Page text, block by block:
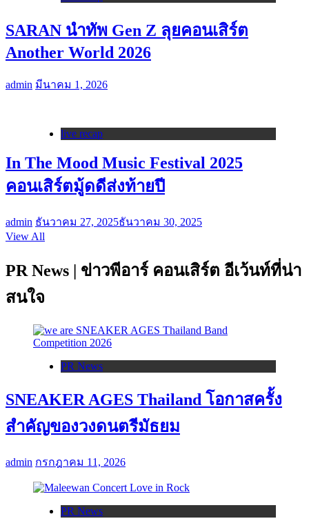
SARAN นำทัพ Gen Z ลุยคอนเสิร์ต
Another World 2026
admin มีนาคม 1, 2026
live recap
In The Mood Music Festival 2025
คอนเสิร์ตมู้ดดีส่งท้ายปี
admin ธันวาคม 27, 2025ธันวาคม 30, 2025
View All
PR News | ข่าวพีอาร์ คอนเสิร์ต อีเว้นท์ที่น่า
สนใจ
PR News
SNEAKER AGES Thailand โอกาสครั้ง
สำคัญของวงดนตรีมัธยม
admin กรกฎาคม 11, 2026
PR News